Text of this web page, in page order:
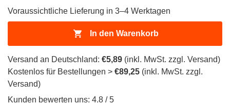
ProductDropProductDrop
Voraussichtliche Lieferung in 3–4 Werktagen
In den Warenkorb
Versand an Deutschland: €5,89 (inkl. MwSt. zzgl. Versand)
Kostenlos für Bestellungen > €89,25 (inkl. MwSt. zzgl.
Versand)
Kunden bewerten uns: 4.8 / 5